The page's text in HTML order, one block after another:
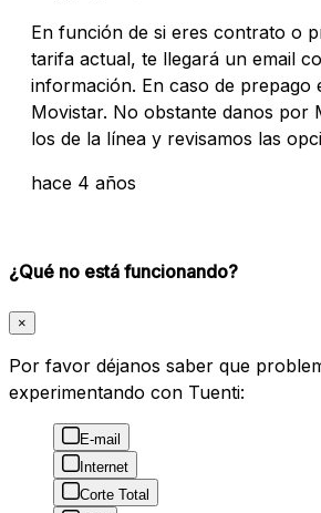
En función de si eres contrato o
tarifa actual, te llegará un email
información. En caso de prepago
Movistar. No obstante danos por
los de la línea y revisamos las
hace 4 años
¿Qué no está funcionando?
×
Por favor déjanos saber que
experimentando con Tuenti:
E-mail
Internet
Corte Total